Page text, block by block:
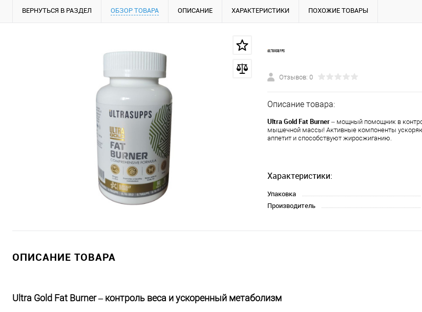
ВЕРНУТЬСЯ В РАЗДЕЛ ОБЗОР ТОВАРА ОПИСАНИЕ ХАРАКТЕРИСТИКИ ПОХОЖИЕ ТОВАРЫ
Отзывов: 0
Описание товара:
Ultra Gold Fat Burner – мощный помощник в
мышечной массы! Активные компоненты
аппетит и способствуют жиросжиганию.
Характеристики:
Упаковка
Производитель
ОПИСАНИЕ ТОВАРА
Ultra Gold Fat Burner – контроль веса и ускоренный метаболизм